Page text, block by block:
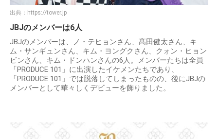
出典： https://tower.jp
JBJのメンバーは6人
JBJのメンバーは、ノ・テヒョンさん、髙田健太さん、キ
ム・サンギュンさん、キム・ヨングクさん、クォン・ヒョン
ビンさん、キム・ドンハンさんの6人。メンバーたちは全員
「PRODUCE 101」に出演したイケメンたちであり、
「PRODUCE 101」では脱落してしまったものの、後にJBJの
メンバーとして華々しくデビューを飾りました。